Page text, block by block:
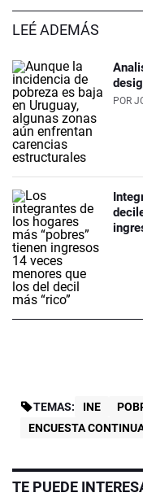
LEÉ ADEMÁS
POR
TEMAS: INE
ENCUESTA
TE PUEDE